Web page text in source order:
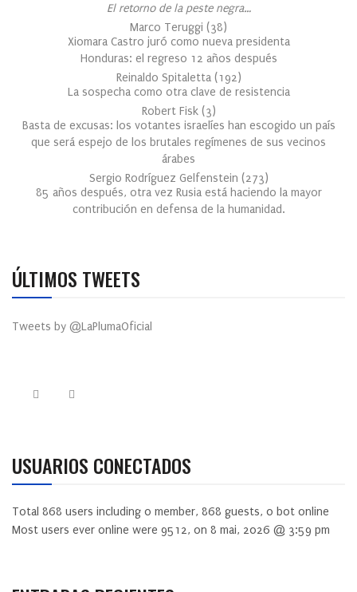
El retorno de la peste negra…
Marco Teruggi (38)
Xiomara Castro juró como nueva presidenta
Honduras: el regreso 12 años después
Reinaldo Spitaletta (192)
La sospecha como otra clave de resistencia
Robert Fisk (3)
Basta de excusas: los votantes israelíes han escogido un país
que será espejo de los brutales regímenes de sus vecinos
árabes
Sergio Rodríguez Gelfenstein (273)
85 años después, otra vez Rusia está haciendo la mayor
contribución en defensa de la humanidad.
ÚLTIMOS TWEETS
Tweets by @LaPlumaOficial
USUARIOS CONECTADOS
Total 868 users including 0 member, 868 guests, 0 bot online
Most users ever online were 9512, on 8 mai, 2026 @ 3:59 pm